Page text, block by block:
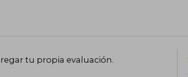
más de una docena de sus novelas.
adaptada al cine años después en
tu propia evaluación.